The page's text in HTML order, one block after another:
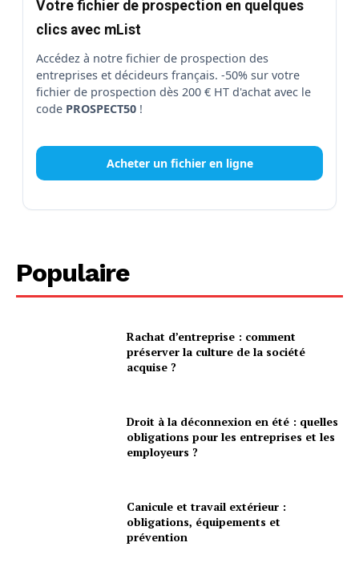
Votre fichier de prospection en quelques
clics avec mList
Accédez à notre fichier de prospection des
entreprises et décideurs français. -50% sur votre
fichier de prospection dès 200 € HT d'achat avec le
code PROSPECT50 !
Acheter un fichier en ligne
Populaire
Rachat d’entreprise : comment
préserver la culture de la société
acquise ?
Droit à la déconnexion en été : quelles
obligations pour les entreprises et les
employeurs ?
Canicule et travail extérieur :
obligations, équipements et
prévention